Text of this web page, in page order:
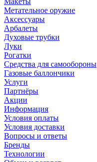
Метательное оружие
Аксессуары
Арбалеты
Духовые трубки
Луки
Рогатки
Средства для самообороны
Газовые баллончики
Услуги
Партнёры
Акции
Информация
Условия оплаты
Условия доставки
Вопросы и ответы
Бренды
Технологии